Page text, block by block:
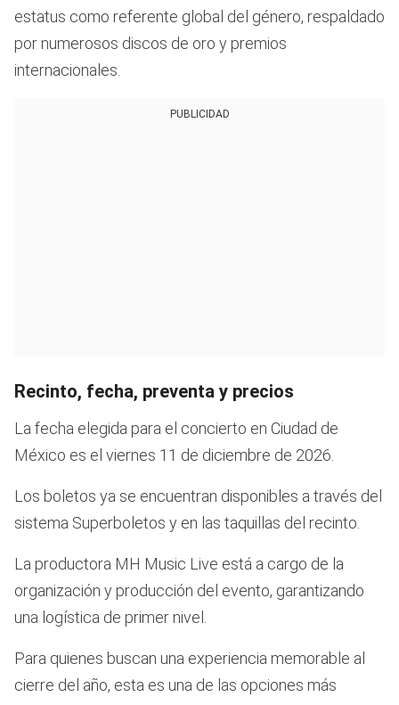
estatus como referente global del género, respaldado
por numerosos discos de oro y premios
internacionales.
PUBLICIDAD
Recinto, fecha, preventa y precios
La fecha elegida para el concierto en Ciudad de
México es el viernes 11 de diciembre de 2026.
Los boletos ya se encuentran disponibles a través del
sistema Superboletos y en las taquillas del recinto.
La productora MH Music Live está a cargo de la
organización y producción del evento, garantizando
una logística de primer nivel.
Para quienes buscan una experiencia memorable al
cierre del año, esta es una de las opciones más